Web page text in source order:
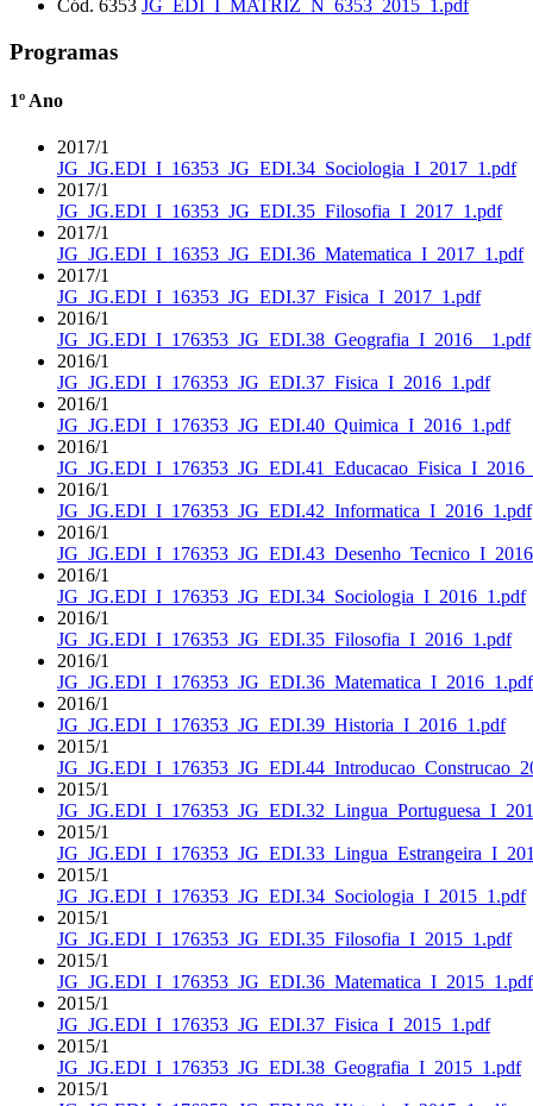
Cód. 6353 JG_EDI_I_MATRIZ_N_6353_2015_1.pdf
Programas
1º Ano
2017/1
JG_JG.EDI_I_16353_JG_EDI.34_Sociologia_I_2017_1.pdf
2017/1
JG_JG.EDI_I_16353_JG_EDI.35_Filosofia_I_2017_1.pdf
2017/1
JG_JG.EDI_I_16353_JG_EDI.36_Matematica_I_2017_1.pdf
2017/1
JG_JG.EDI_I_16353_JG_EDI.37_Fisica_I_2017_1.pdf
2016/1
JG_JG.EDI_I_176353_JG_EDI.38_Geografia_I_2016__1.pdf
2016/1
JG_JG.EDI_I_176353_JG_EDI.37_Fisica_I_2016_1.pdf
2016/1
JG_JG.EDI_I_176353_JG_EDI.40_Quimica_I_2016_1.pdf
2016/1
2016/1
JG_JG.EDI_I_176353_JG_EDI.42_Informatica_I_2016_1.pdf
2016/1
2016/1
JG_JG.EDI_I_176353_JG_EDI.34_Sociologia_I_2016_1.pdf
2016/1
JG_JG.EDI_I_176353_JG_EDI.35_Filosofia_I_2016_1.pdf
2016/1
JG_JG.EDI_I_176353_JG_EDI.36_Matematica_I_2016_1.pdf
2016/1
JG_JG.EDI_I_176353_JG_EDI.39_Historia_I_2016_1.pdf
2015/1
2015/1
2015/1
2015/1
JG_JG.EDI_I_176353_JG_EDI.34_Sociologia_I_2015_1.pdf
2015/1
JG_JG.EDI_I_176353_JG_EDI.35_Filosofia_I_2015_1.pdf
2015/1
JG_JG.EDI_I_176353_JG_EDI.36_Matematica_I_2015_1.pdf
2015/1
JG_JG.EDI_I_176353_JG_EDI.37_Fisica_I_2015_1.pdf
2015/1
JG_JG.EDI_I_176353_JG_EDI.38_Geografia_I_2015_1.pdf
2015/1